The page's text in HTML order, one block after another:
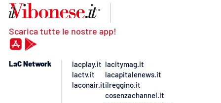
Scarica tutte le nostre app!
LaC Network
lacplay.it
lactv.it
laconair.it
lacitymag.it
lacapitalenews.it
ilreggino.it
cosenzachannel.it